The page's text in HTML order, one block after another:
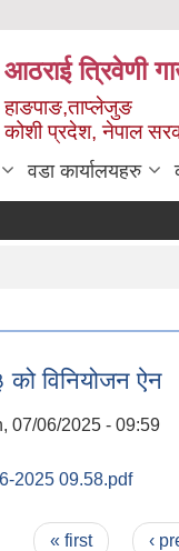
आठराई त्रिवेणी
हाङपाङ,ताप्लेजुङ
कोशी प्रदेश, नेपाल
वडा कार्यालयहरु
विनियोजन ऐन
07/06/2025 - 09:59
2025 09.58.pdf
« first ‹